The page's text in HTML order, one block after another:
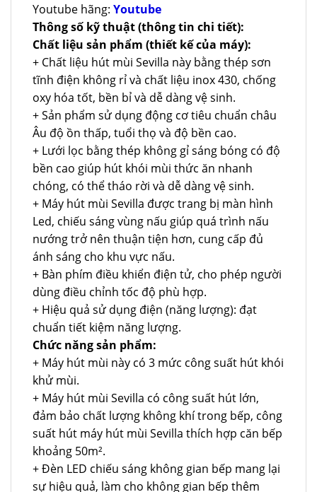
Youtube hãng: Youtube
Thông số kỹ thuật (thông tin chi tiết):
Chất liệu sản phẩm (thiết kế của máy):
+ Chất liệu hút mùi Sevilla này bằng thép sơn
tĩnh điện không rỉ và chất liệu inox 430, chống
oxy hóa tốt, bền bỉ và dễ dàng vệ sinh.
+ Sản phẩm sử dụng động cơ tiêu chuẩn châu
Âu độ ồn thấp, tuổi thọ và độ bền cao.
+ Lưới lọc bằng thép không gỉ sáng bóng có độ
bền cao giúp hút khói mùi thức ăn nhanh
chóng, có thể tháo rời và dễ dàng vệ sinh.
+ Máy hút mùi Sevilla được trang bị màn hình
Led, chiếu sáng vùng nấu giúp quá trình nấu
nướng trở nên thuận tiện hơn, cung cấp đủ
ánh sáng cho khu vực nấu.
+ Bàn phím điều khiển điện tử, cho phép người
dùng điều chỉnh tốc độ phù hợp.
+ Hiệu quả sử dụng điện (năng lượng): đạt
chuẩn tiết kiệm năng lượng.
Chức năng sản phẩm:
+ Máy hút mùi này có 3 mức công suất hút khói
khử mùi.
+ Máy hút mùi Sevilla có công suất hút lớn,
đảm bảo chất lượng không khí trong bếp, công
suất hút máy hút mùi Sevilla thích hợp căn bếp
khoảng 50m².
+ Đèn LED chiếu sáng không gian bếp mang lại
sự hiệu quả, làm cho không gian bếp thêm